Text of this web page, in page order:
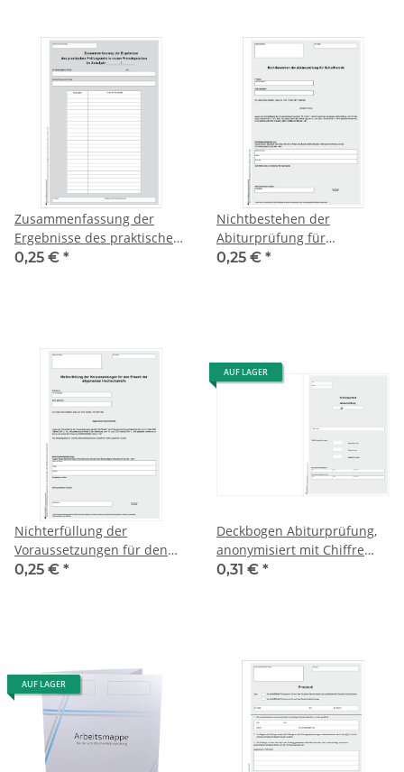
Zusammenfassung der
Ergebnisse des praktischen
Prüfungsteils in neuen
0,25 € *
Nichtbestehen der
Abiturprüfung für
Schulfremde
0,25 € *
Nichterfüllung der
Voraussetzungen für den
Erwerb der allgemeinen
0,25 € *
AUF LAGER
Deckbogen Abiturprüfung,
anonymisiert mit Chiffre
und Kennzahl
0,31 € *
AUF LAGER